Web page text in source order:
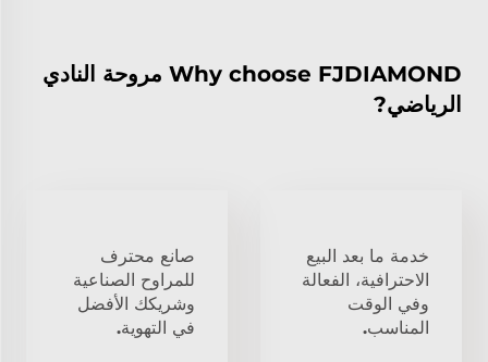
Why choose FJDIAMOND مروحة النادي
الرياضي?
خدمة ما بعد البيع
الاحترافية، الفعالة
وفي الوقت
المناسب.
صانع محترف
للمراوح الصناعية
وشريكك الأفضل
في التهوية.